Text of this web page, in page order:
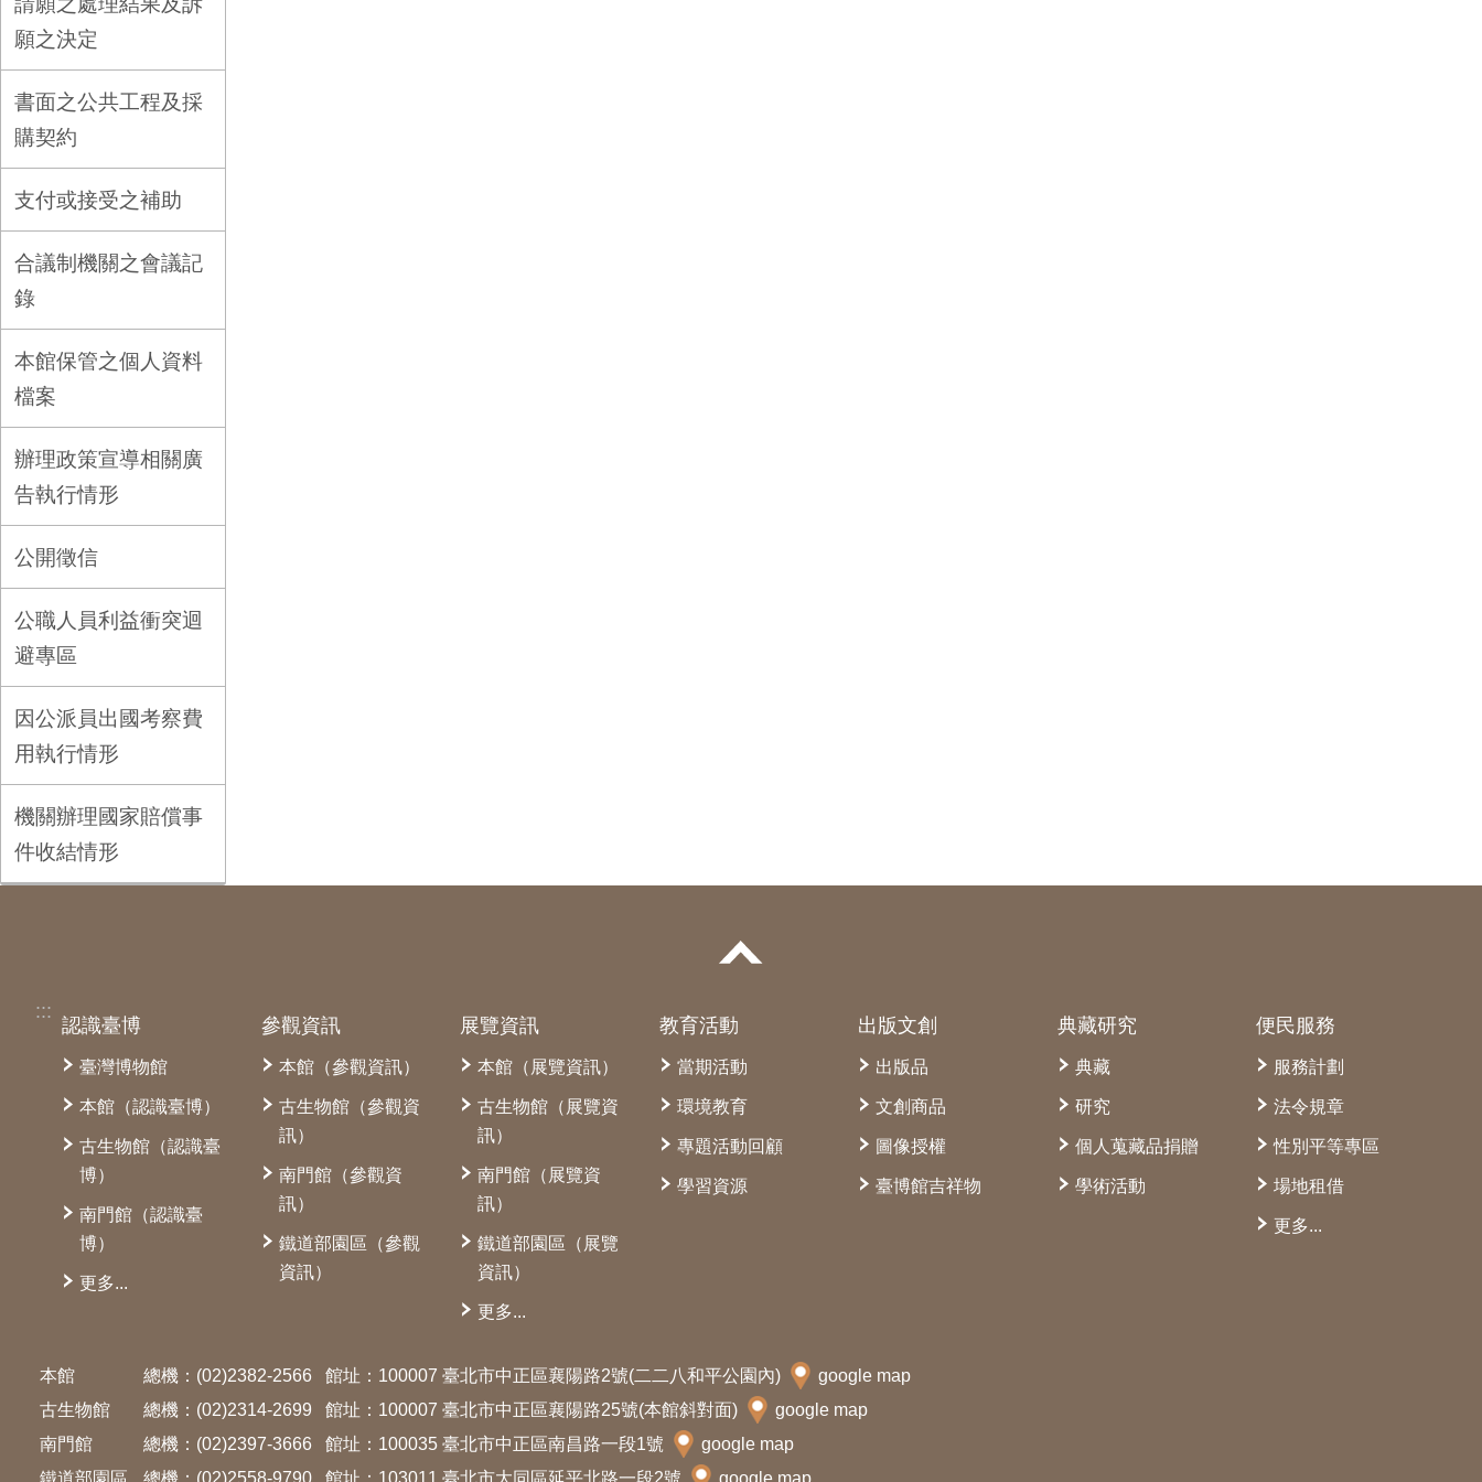
願之決定
書面之公共工程及採
購契約
支付或接受之補助
合議制機關之會議記
錄
本館保管之個人資料
檔案
辦理政策宣導相關廣
告執行情形
公開徵信
公職人員利益衝突迴
避專區
因公派員出國考察費
用執行情形
機關辦理國家賠償事
件收結情形
:::
認識臺博
臺灣博物館
本館（認識臺博）
古生物館（認識臺
博）
南門館（認識臺
博）
更多...
參觀資訊
本館（參觀資訊）
古生物館（參觀資
訊）
南門館（參觀資
訊）
鐵道部園區（參觀
資訊）
展覽資訊
本館（展覽資訊）
古生物館（展覽資
訊）
南門館（展覽資
訊）
鐵道部園區（展覽
資訊）
更多...
教育活動
當期活動
環境教育
專題活動回顧
學習資源
出版文創
出版品
文創商品
圖像授權
臺博館吉祥物
典藏研究
典藏
研究
個人蒐藏品捐贈
學術活動
便民服務
服務計劃
法令規章
性別平等專區
場地租借
更多...
本館 總機：(02)2382-2566 館址：100007 臺北市中正區襄陽路2號(二二八和平公園內)
google map
古生物館
總機：(02)2314-2699 館址：100007 臺北市中正區襄陽路25號(本館斜對面)
google map
南門館
總機：(02)2397-3666 館址：100035 臺北市中正區南昌路一段1號
google map
鐵道部園區
總機：(02)2558-9790 館址：103011 臺北市大同區延平北路一段2號 google map